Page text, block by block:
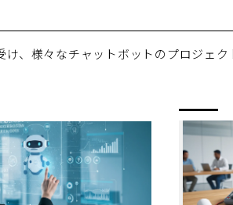
け、様々なチャットボットのプロジェク